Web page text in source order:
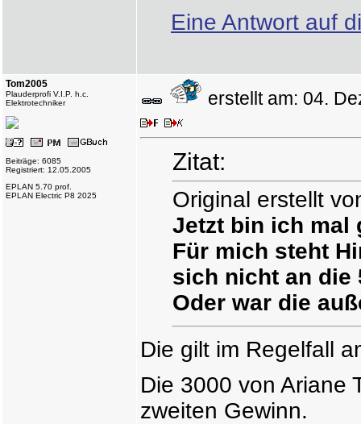
Eine Antwort auf
Tom2005
Plauderprofi V.I.P. h.c.
Elektrotechniker
Beiträge: 6085
Registriert: 12.05.2005
EPLAN 5.70 prof.
EPLAN Electric P8 2025
erstellt am: 04.
Zitat:
Original erstellt
Jetzt bin ich mal
Für mich steht
sich nicht an die
Oder war die
Die gilt im Regelfall
Die 3000 von Ariane
zweiten Gewinn.